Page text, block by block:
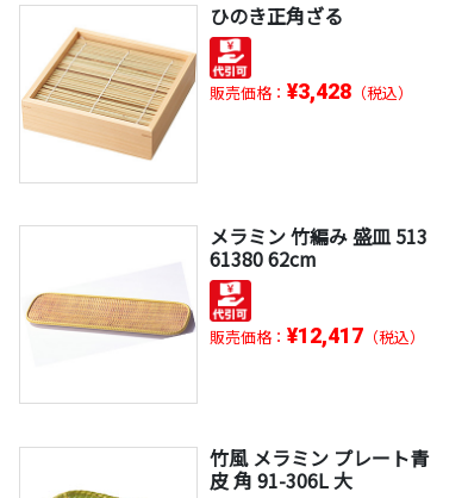
ひのき正角ざる
販売価格： ¥3,428（税込）
メラミン 竹編み 盛皿 513
61380 62cm
販売価格： ¥12,417（税込）
竹風 メラミン プレート青
皮 角 91-306L 大